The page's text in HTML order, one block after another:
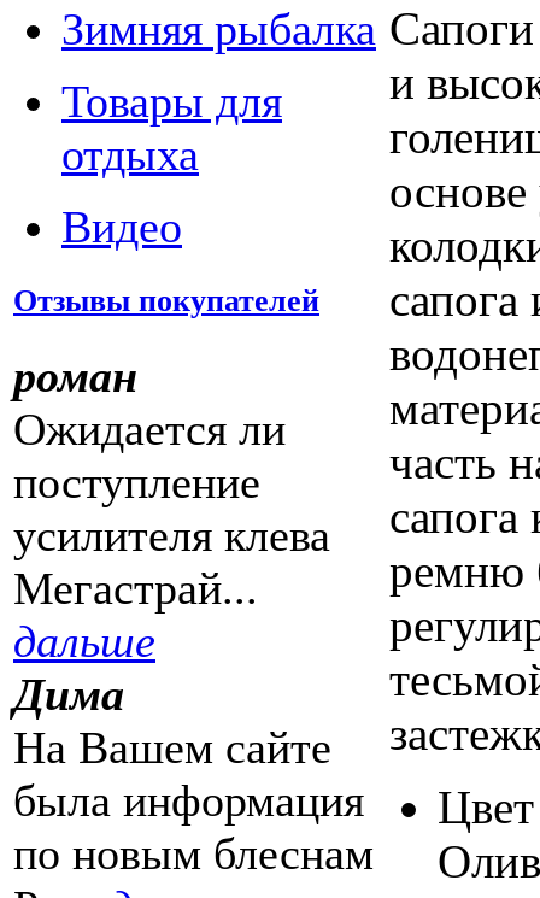
Зимняя рыбалка
Товары для
отдыха
Видео
Отзывы покупателей
роман
Ожидается ли
поступление
усилителя клева
Мегастрай...
дальше
Дима
На Вашем сайте
была информация
по новым блеснам
и
сапога
часть
сапога
ремню